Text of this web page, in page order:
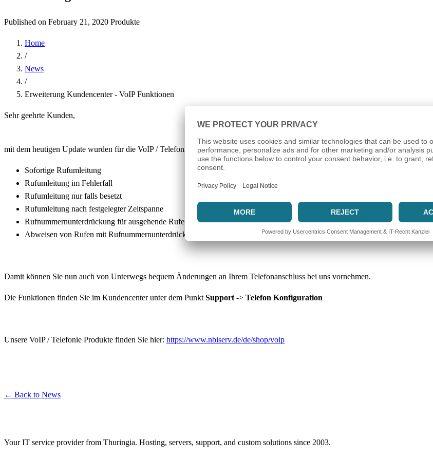
Published on February 21, 2020 Produkte
Home
/
News
/
Erweiterung Kundencenter - VoIP Funktionen
Sehr geehrte Kunden,
mit dem heutigen Update wurden für die VoIP / Telefonie Produkte folgende Funktionen im Kundencenter freigeschaltet:
Sofortige Rufumleitung
Rufumleitung im Fehlerfall
Rufumleitung nur falls besetzt
Rufumleitung nach festgelegter Zeitspanne
Rufnummernunterdrückung für ausgehende Rufe
Abweisen von Rufen mit Rufnummernunterdrückung
Damit können Sie nun auch von Unterwegs bequem Änderungen an Ihrem Telefonanschluss bei uns vornehmen.
Die Funktionen finden Sie im Kundencenter unter dem Punkt Support -> Telefon Konfiguration
Unsere VoIP / Telefonie Produkte finden Sie hier: https://www.nbiserv.de/de/shop/voip
← Back to News
Your IT service provider from Thuringia. Hosting, servers, support, and custom solutions since 2003.